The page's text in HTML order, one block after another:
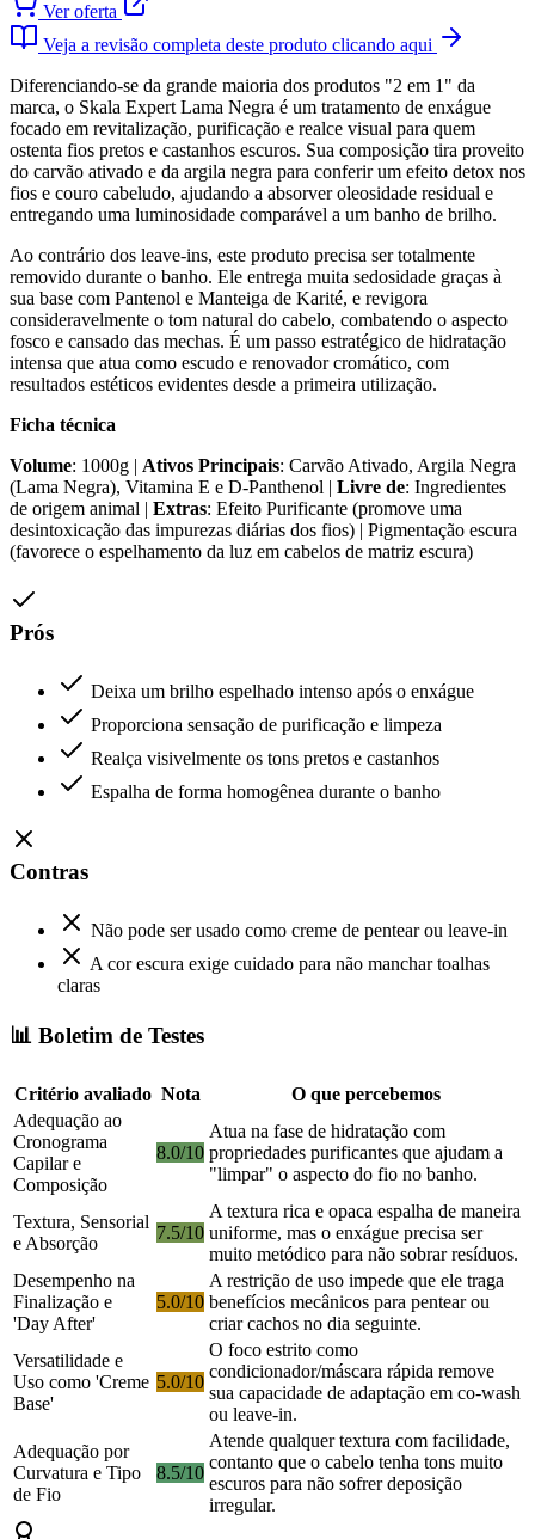
Ver oferta
Veja a revisão completa deste produto clicando aqui
Diferenciando-se da grande maioria dos produtos "2 em 1" da
marca, o Skala Expert Lama Negra é um tratamento de enxágue
focado em revitalização, purificação e realce visual para quem
ostenta fios pretos e castanhos escuros. Sua composição tira proveito
do carvão ativado e da argila negra para conferir um efeito detox nos
fios e couro cabeludo, ajudando a absorver oleosidade residual e
entregando uma luminosidade comparável a um banho de brilho.
Ao contrário dos leave-ins, este produto precisa ser totalmente
removido durante o banho. Ele entrega muita sedosidade graças à
sua base com Pantenol e Manteiga de Karité, e revigora
consideravelmente o tom natural do cabelo, combatendo o aspecto
fosco e cansado das mechas. É um passo estratégico de hidratação
intensa que atua como escudo e renovador cromático, com
resultados estéticos evidentes desde a primeira utilização.
Ficha técnica
Volume: 1000g | Ativos Principais: Carvão Ativado, Argila Negra
(Lama Negra), Vitamina E e D-Panthenol | Livre de: Ingredientes
de origem animal | Extras: Efeito Purificante (promove uma
desintoxicação das impurezas diárias dos fios) | Pigmentação escura
(favorece o espelhamento da luz em cabelos de matriz escura)
Prós
Deixa um brilho espelhado intenso após o enxágue
Proporciona sensação de purificação e limpeza
Realça visivelmente os tons pretos e castanhos
Espalha de forma homogênea durante o banho
Contras
Não pode ser usado como creme de pentear ou leave-in
A cor escura exige cuidado para não manchar toalhas
claras
📊 Boletim de Testes
Critério avaliado Nota
O que percebemos
Adequação ao
Cronograma
Capilar e
Composição
8.0/10
Atua na fase de hidratação com
propriedades purificantes que ajudam a
"limpar" o aspecto do fio no banho.
Textura, Sensorial
e Absorção
7.5/10
A textura rica e opaca espalha de maneira
uniforme, mas o enxágue precisa ser
muito metódico para não sobrar resíduos.
Desempenho na
Finalização e
'Day After'
5.0/10
A restrição de uso impede que ele traga
benefícios mecânicos para pentear ou
criar cachos no dia seguinte.
Versatilidade e
Uso como 'Creme
Base'
5.0/10
O foco estrito como
condicionador/máscara rápida remove
sua capacidade de adaptação em co-wash
ou leave-in.
Adequação por
Curvatura e Tipo
de Fio
8.5/10
Atende qualquer textura com facilidade,
contanto que o cabelo tenha tons muito
escuros para não sofrer deposição
irregular.